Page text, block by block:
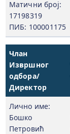
Матични број:
17198319
ПИБ: 100001175
Члан
Извршног
одбора/
Директор
Лично име:
Бошко
Петровић